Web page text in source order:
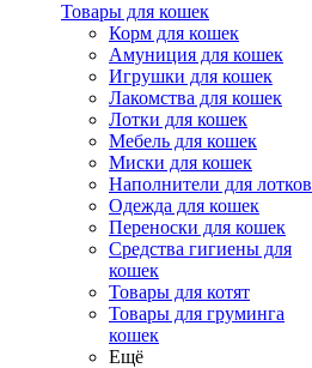
Товары для кошек
Корм для кошек
Амуниция для кошек
Игрушки для кошек
Лакомства для кошек
Лотки для кошек
Мебель для кошек
Миски для кошек
Наполнители для лотков
Одежда для кошек
Переноски для кошек
Средства гигиены для
кошек
Товары для котят
Товары для груминга
кошек
Ещё